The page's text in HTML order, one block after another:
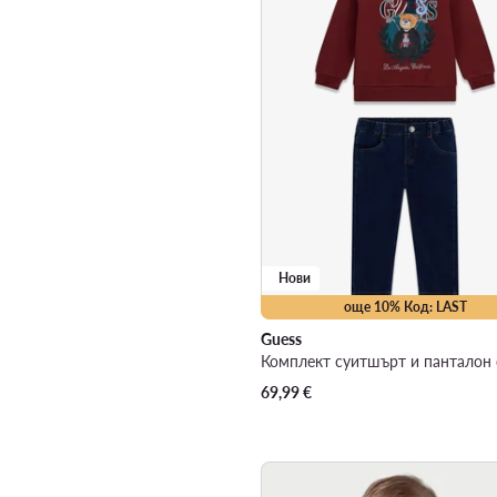
още 10% Код: LAST
Нови
Guess
69,99€